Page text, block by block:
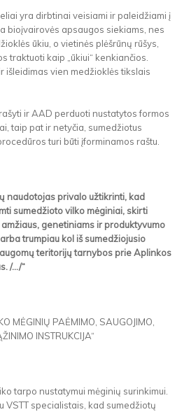
yra dirbtinai veisiami ir paleidžiami į
bioįvairovės apsaugos siekiams, nes
ūkiu, o vietinės plėšrūnų rūšys,
traktuoti kaip „ūkiui“ kenkiančios.
išleidimas vien medžioklės tikslais
ir AAD perduoti nustatytos formos
taip pat ir netyčia, sumedžiotus
turi būti įforminamos raštu.
naudotojas privalo užtikrinti, kad
sumedžioto vilko mėginiai, skirti
genetiniams ir produktyvumo
trumpiau kol iš sumedžiojusio
teritorijų tarnybos prie Aplinkos
/.../“
MĖGINIŲ PAĖMIMO, SAUGOJIMO,
INSTRUKCIJA“
tarpo nustatymui mėginių surinkimui.
VSTT specialistais, kad sumedžiotų